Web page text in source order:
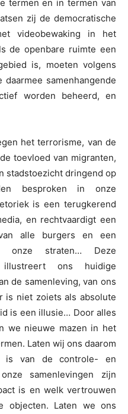
termen en in termen van
zij de democratische
videobewaking in het
de openbare ruimte een
is, moeten volgens
samenhangende
worden beheerd, en
het terrorisme, van de
toevloed van migranten,
stadstoezicht dringend op
besproken in onze
is een terugkerend
en rechtvaardigt een
alle burgers en een
onze straten… Deze
illustreert ons huidige
de samenleving, van ons
is niet zoiets als absolute
is een illusie… Door alles
we nieuwe mazen in het
Laten wij ons daarom
is van de controle- en
samenlevingen zijn
is en welk vertrouwen
objecten. Laten we ons